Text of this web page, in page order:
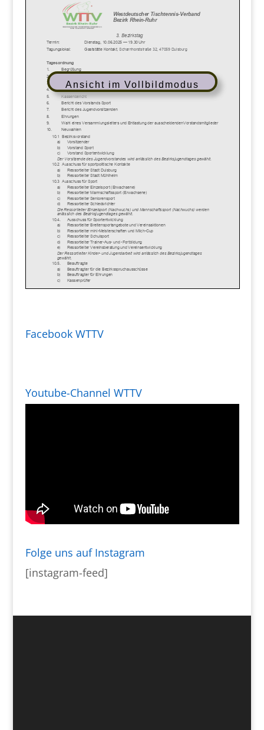
Ansicht im Vollbildmodus
Facebook WTTV
Youtube-Channel WTTV
Folge uns auf Instagram
[instagram-feed]